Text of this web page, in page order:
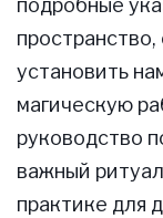
подробные
пространство,
установить
магическую
руководство
важный
практике для